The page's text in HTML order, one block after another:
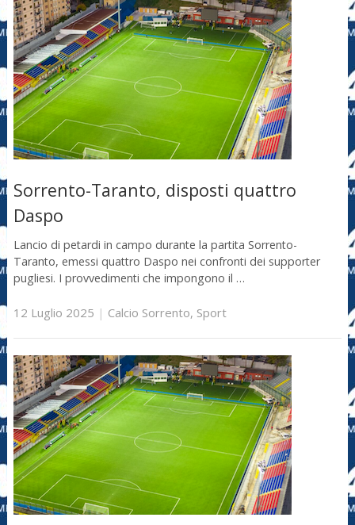
Sorrento-Taranto, disposti quattro
Daspo
Lancio di petardi in campo durante la partita Sorrento-
Taranto, emessi quattro Daspo nei confronti dei supporter
pugliesi. I provvedimenti che impongono il …
12 Luglio 2025 | Calcio Sorrento, Sport